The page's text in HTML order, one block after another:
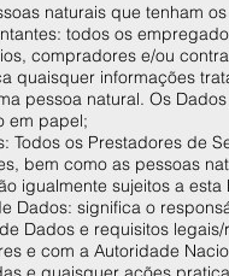
naturais que tenham
todos os
compradores e/ou
quaisquer informações
pessoa natural. Os
em papel;
Todos os Prestadores de
bem como as pessoas
igualmente sujeitos a
Dados: significa o
Dados e requisitos
e com a Autoridade